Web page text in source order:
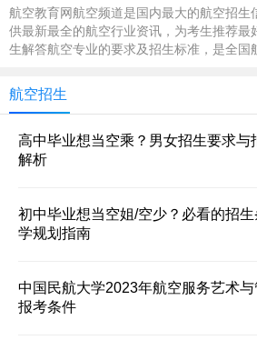
航空教育网航空频道是国内最大的航空招生
供最新最全的航空行业资讯，为考生推荐最
生解答航空专业的要求及招生标准，是全国
航空招生
高中毕业想当空乘？男女招生要求与
解析
初中毕业想当空姐/空少？必看的招
学规划指南
中国民航大学2023年航空服务艺术
报考条件